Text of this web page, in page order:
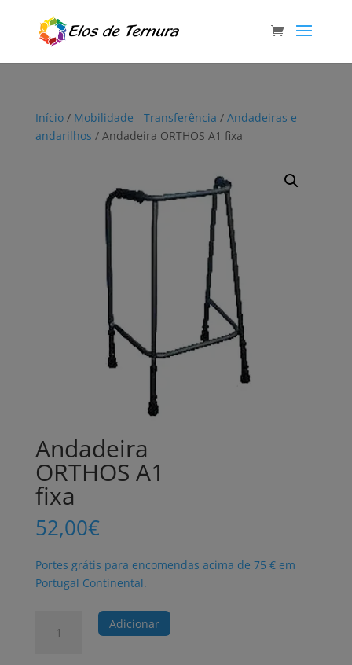
Início/ Mobilidade - Transferência / Andadeiras e
andarilhos / Andadeira ORTHOS A1 fixa
Andadeira
ORTHOS A1
fixa
52,00€
Portes grátis para encomendas acima de 75 € em
Portugal Continental.
Adicionar